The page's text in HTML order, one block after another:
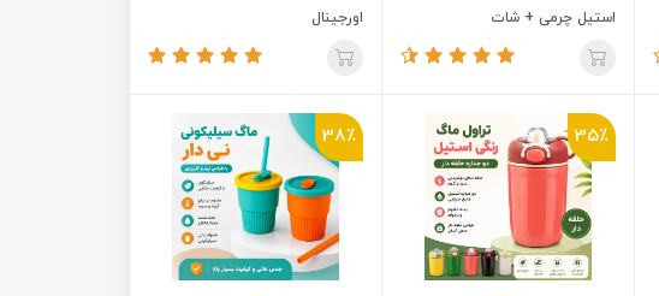
استیل چرمی + شات
اورجینال
35٪ 38٪